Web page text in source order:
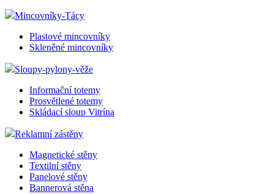
Mincovníky-Tácy
Plastové mincovníky
Skleněné mincovníky
Sloupy-pylony-věže
Informační totemy
Prosvětlené totemy
Skládací sloup Vitrína
Reklamní zástěny
Magnetické stěny
Textilní stěny
Panelové stěny
Bannerová stěna